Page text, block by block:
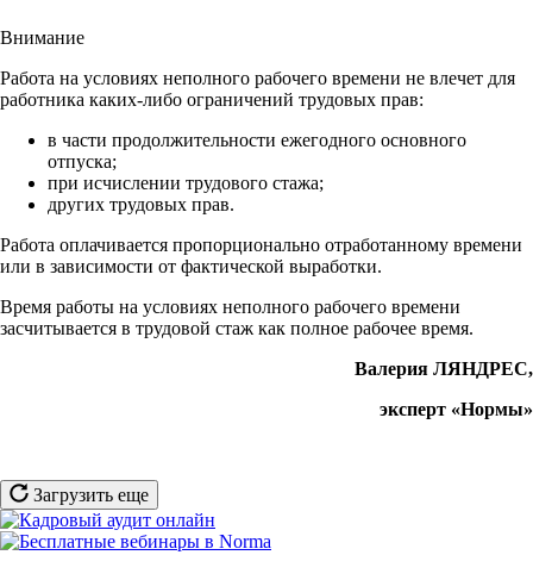
Внимание
Работа на условиях неполного рабочего времени не влечет для
работника каких-либо ограничений трудовых прав:
в части продолжительности ежегодного основного
отпуска;
при исчислении трудового стажа;
других трудовых прав.
Работа оплачивается пропорционально отработанному времени
или в зависимости от фактической выработки.
Время работы на условиях неполного рабочего времени
засчитывается в трудовой стаж как полное рабочее время.
Валерия ЛЯНДРЕС,
эксперт «Нормы»
Загрузить еще